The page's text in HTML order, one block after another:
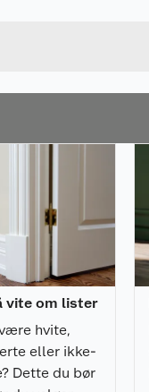
vite om lister
hvite,
eller ikke-
Dette du bør